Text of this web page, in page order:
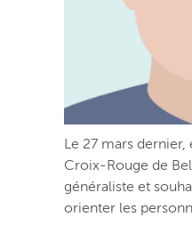
Le 27 mars
Croix-Rouge de
généraliste et
orienter les